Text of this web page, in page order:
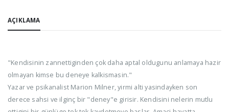
AÇIKLAMA
"Kendisinin zannettiginden çok daha aptal oldugunu anlamaya hazir
olmayan kimse bu deneye kalkismasin."
Yazar ve psikanalist Marion Milner, yirmi alti yasindayken son
derece sahsi ve ilginç bir "deney"e girisir. Kendisini nelerin mutlu